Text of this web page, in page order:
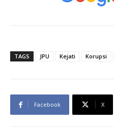
TAGS JPU Kejati Korupsi
Facebook X